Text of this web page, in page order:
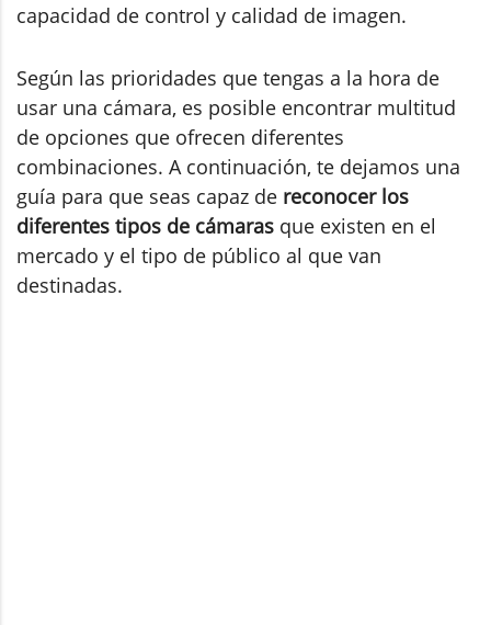
capacidad de control y calidad de imagen.
Según las prioridades que tengas a la hora de
usar una cámara, es posible encontrar multitud
de opciones que ofrecen diferentes
combinaciones. A continuación, te dejamos una
guía para que seas capaz de reconocer los
diferentes tipos de cámaras que existen en el
mercado y el tipo de público al que van
destinadas.